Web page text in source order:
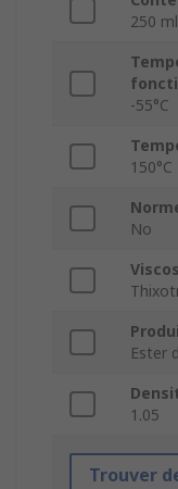
250 ml
-55°C
150°C
No
Ester
1.05
Trouver